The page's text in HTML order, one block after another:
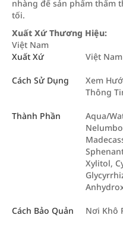
nhàng để sản phẩm thẩm
tối.
Xuất Xứ Thương Hiệu:
Việt Nam
Xuất Xứ
Việt Nam
Cách Sử Dụng
Xem
Thông
Thành Phần
Aqua/
Xylitol,
Cách Bảo Quản Nơi Khô